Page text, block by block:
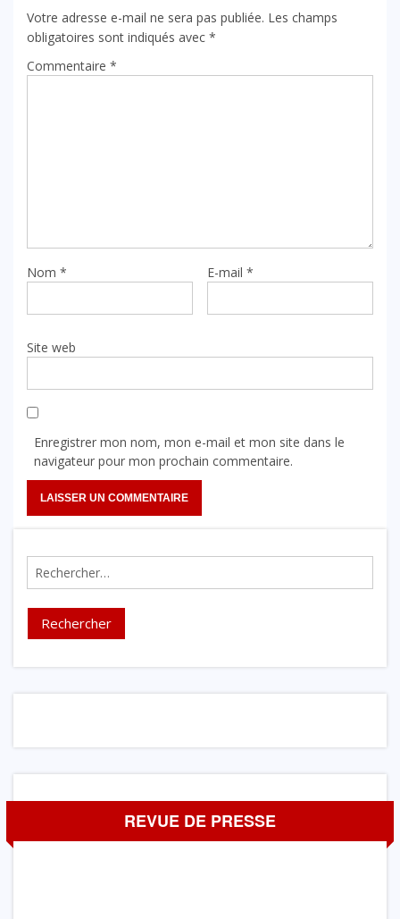
Votre adresse e-mail ne sera pas publiée. Les champs
obligatoires sont indiqués avec *
Commentaire *
Nom * E-mail *
Site web
Enregistrer mon nom, mon e-mail et mon site dans le
navigateur pour mon prochain commentaire.
Rechercher :
REVUE DE PRESSE